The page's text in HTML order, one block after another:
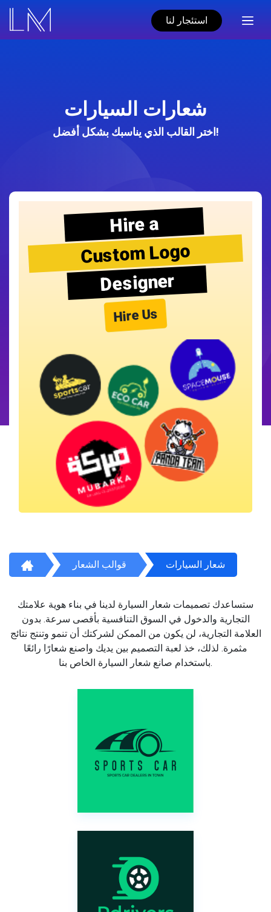
استئجار لنا
شعارات السيارات
اختر القالب الذي يناسبك بشكل أفضل!
Hire a
Custom Logo
Designer
Hire Us
قوالب الشعار شعار السيارات
ستساعدك تصميمات شعار السيارة لدينا في بناء هوية علامتك
التجارية والدخول في السوق التنافسية بأقصى سرعة. بدون
العلامة التجارية، لن يكون من الممكن لشركتك أن تنمو وتنتج نتائج
مثمرة. لذلك، خذ لعبة التصميم بين يديك واصنع شعارًا رائعًا
باستخدام صانع شعار السيارة الخاص بنا.